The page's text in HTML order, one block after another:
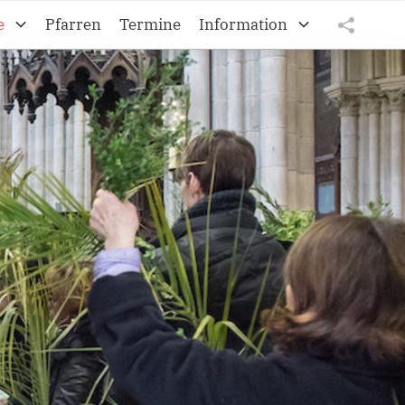
Pfarren Termine
Information
Kroatisches Vikariat
Die burgenländischen Kroaten
Diözese Eisenstadt
Impressum
Datenschutz
tweet